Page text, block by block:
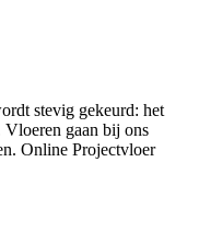
stevig gekeurd: het
gaan bij ons
Online Projectvloer